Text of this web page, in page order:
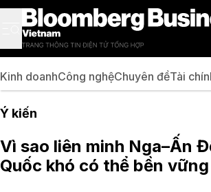
Kinh doanhCông nghệChuyên đềTài
Ý kiến
Vì sao liên minh Nga–Ấn
Quốc khó có thể bền vững